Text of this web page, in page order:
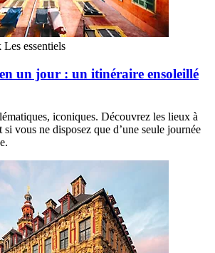
Les essentiels
un jour : un itinéraire ensoleillé
iconiques. Découvrez les lieux à
vous ne disposez que d’une seule journée